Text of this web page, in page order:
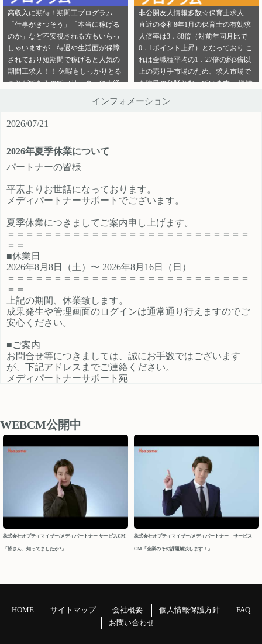
ちら」からご連絡ください。
高収入に期待！期間工プログラム
「仕事がきつそう」「本当に稼げる
のか」など不安視される方もいらっ
しゃいますが…待遇や生活面が保障
されており短期間で稼げると人気の
期間工求人！！ 休暇もしっかりとる
ことができるのでフリーターや未経
新規でご登録いただくアフィリエイ
ださい。 メディパートナーにご登録
いただいているアフィリエイター様
連絡ください。
非公開友人情報多数☆保育士求人
直近の令和8年1月の保育士の有効求
人倍率は3．88倍（対前年同月比で
0．1ポイント上昇）となっており こ
れは全職種平均の1．27倍の約3倍以
上の売り手市場のため、求人市場で
も注目の分野となっています。 慢性
採用というスタイルの保育園も増え
ール欄に注目のカテゴリを見たとい
う旨をご入力ください。 メディパー
ィリエイター様は「お問い合わせは
こちら」からご連絡ください。
インフォメーション
2026/07/21
2026年夏季休業について
パートナーの皆様
平素よりお世話になっております。
メディパートナーサポートでございます。
夏季休業につきましてご案内申し上げます。
＝＝＝＝＝＝＝＝＝＝＝＝＝＝＝＝＝＝＝＝＝＝＝＝＝＝
＝＝
■休業日
2026年8月8日（土）〜 2026年8月16日（日）
＝＝＝＝＝＝＝＝＝＝＝＝＝＝＝＝＝＝＝＝＝＝＝＝＝＝
＝＝
上記の期間、休業致します。
成果発生や管理画面のログインは通常通り行えますのでご
安心ください。
■ご案内
お問合せ等につきましては、誠にお手数ではございます
が、下記アドレスまでご連絡ください。
メディパートナーサポート宛
後、順次確認し対応させていただきます。
以上、ご迷惑をお掛け致しますが、どうぞよろしくお願い
申し上げます。
今後ともメディパートナーを何卒よろしくお願いいたしま
メディパートナーサポート
2026/04/10
ートでございます。
GW休業につきましてご案内申し上げます。
WEBCM公開中
株式会社オプティマイザー/メディパートナー サービスCM
「皆さん、知ってましたか?」
株式会社オプティマイザー/メディパートナー サービス
CM「企業のその課題解決します！」
HOME サイトマップ 会社概要 個人情報保護方針
FAQ
お問い合わせ